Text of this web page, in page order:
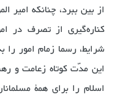
از بین ببرد، چنانکه
کناره‌گیری از تصرف در
شرایط، رسما زمام امور
این مدّت کوتاه زعامت و
اسلام را برای همۀ